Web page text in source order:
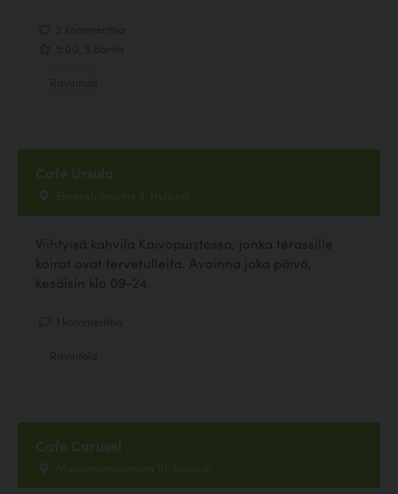
Café Ursula
Ehrenströmintie 3, Helsinki
Viihtyisä kahvila Kaivopuistossa, jonka terassille
koirat ovat tervetulleita. Avoinna joka päivä,
kesäisin klo 09-24.
Cafe Carusel
Merisatamanranta 10, Helsinki